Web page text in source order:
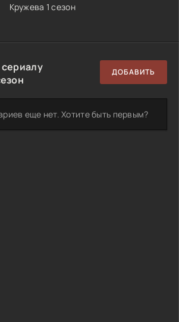
Кружева 1 сезон
ДОБАВИТЬ
еще нет. Хотите быть первым?